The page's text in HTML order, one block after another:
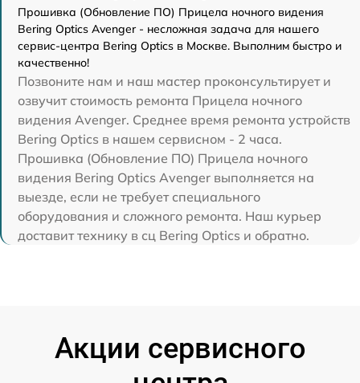
Прошивка (Обновление ПО) Прицела ночного видения
Bering Optics Avenger - несложная задача для нашего
сервис-центра Bering Optics в Москве. Выполним быстро и
качественно!
Позвоните нам и наш мастер проконсультирует и
озвучит стоимость ремонта Прицела ночного
видения Avenger. Среднее время ремонта устройств
Bering Optics в нашем сервисном - 2 часа.
Прошивка (Обновление ПО) Прицела ночного
видения Bering Optics Avenger выполняется на
выезде, если не требует специального
оборудования и сложного ремонта. Наш курьер
доставит технику в сц Bering Optics и обратно.
Акции сервисного